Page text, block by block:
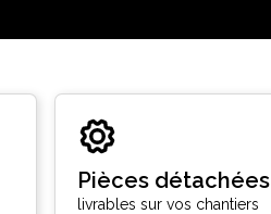
Pièces détachées
livrables sur vos chantiers